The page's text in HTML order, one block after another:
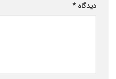
دیدگاه *